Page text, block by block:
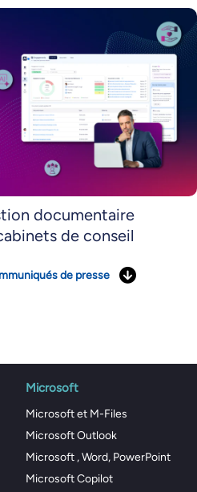
documentaire
de conseil
de presse
Microsoft
Microsoft et M-Files
Microsoft Outlook
Microsoft , Word, PowerPoint
Microsoft Copilot